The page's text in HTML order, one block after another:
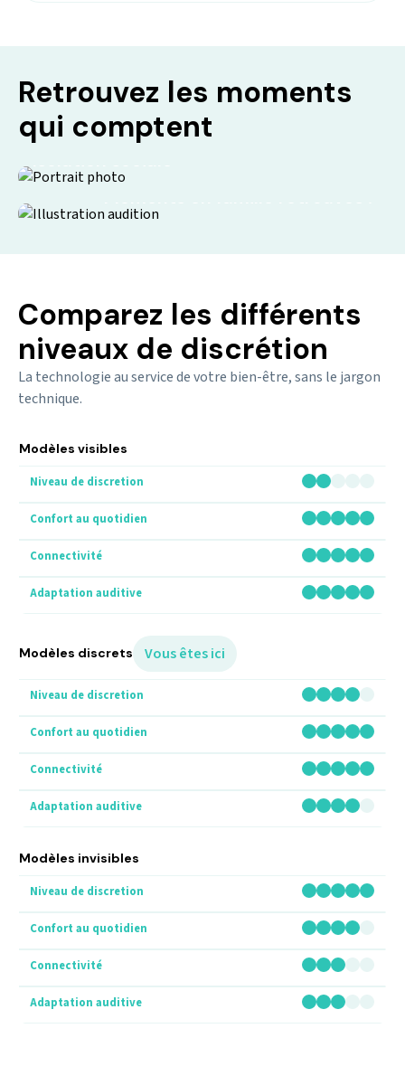
Retrouvez les moments
qui comptent
Comparez les différents
niveaux de discrétion
La technologie au service de votre bien-être, sans le jargon
technique.
Modèles visibles
Modèles discrets Vous êtes ici
Modèles invisibles